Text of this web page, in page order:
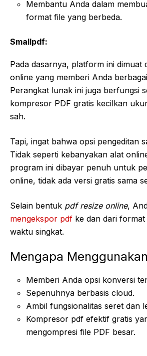
Membantu Anda dalam
format file yang berbeda.
Smallpdf:
Pada dasarnya, platform ini dimuat
online yang memberi Anda
Perangkat lunak ini juga berfungsi
kompresor PDF gratis kecilkan
sah.
Tapi, ingat bahwa opsi pengeditan
Tidak seperti kebanyakan alat
program ini dibayar penuh untuk
online, tidak ada versi gratis sama
Selain bentuk pdf resize online,
mengekspor pdf ke dan dari
waktu singkat.
Mengapa
Memberi Anda opsi konversi
Sepenuhnya berbasis cloud.
Ambil fungsionalitas seret dan
Kompresor pdf efektif gratis
mengompresi file PDF besar.